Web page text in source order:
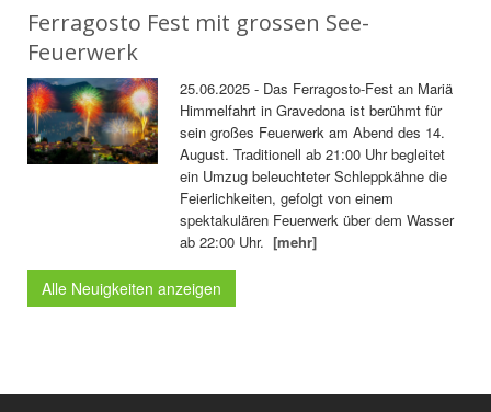
Ferragosto Fest mit grossen See-
Feuerwerk
25.06.2025 - Das Ferragosto-Fest an Mariä
Himmelfahrt in Gravedona ist berühmt für
sein großes Feuerwerk am Abend des 14.
August. Traditionell ab 21:00 Uhr begleitet
ein Umzug beleuchteter Schleppkähne die
Feierlichkeiten, gefolgt von einem
spektakulären Feuerwerk über dem Wasser
ab 22:00 Uhr.[mehr]
Alle Neuigkeiten anzeigen